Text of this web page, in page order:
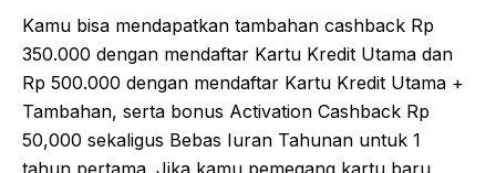
Kamu bisa mendapatkan tambahan cashback Rp
350.000 dengan mendaftar Kartu Kredit Utama dan
Rp 500.000 dengan mendaftar Kartu Kredit Utama +
Tambahan, serta bonus Activation Cashback Rp
50,000 sekaligus Bebas Iuran Tahunan untuk 1
tahun pertama. Jika kamu pemegang kartu baru,